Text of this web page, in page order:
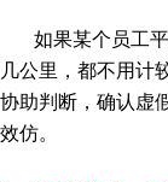
如果某个员工平
几公里，都不用计
协助判断，确认虚
效仿。